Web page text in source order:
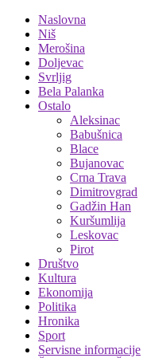
Naslovna
Niš
Merošina
Doljevac
Svrljig
Bela Palanka
Ostalo
Aleksinac
Babušnica
Blace
Bujanovac
Crna Trava
Dimitrovgrad
Gadžin Han
Kuršumlija
Leskovac
Pirot
Društvo
Kultura
Ekonomija
Politika
Hronika
Sport
Servisne informacije